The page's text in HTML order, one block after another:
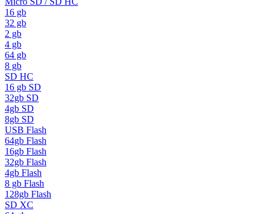
16 gb
32 gb
2 gb
4 gb
64 gb
8 gb
SD HC
16 gb SD
32gb SD
4gb SD
8gb SD
USB Flash
64gb Flash
16gb Flash
32gb Flash
4gb Flash
8 gb Flash
128gb Flash
SD XC